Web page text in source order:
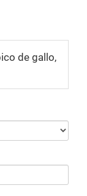
de gallo,